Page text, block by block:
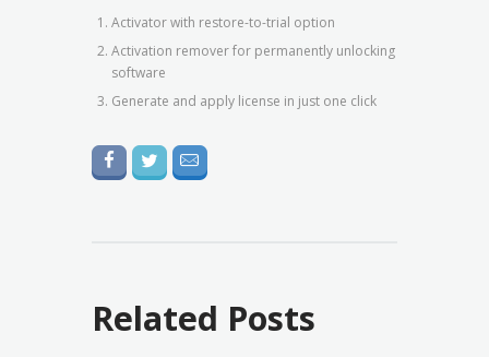
Activator with restore-to-trial option
Activation remover for permanently unlocking
software
Generate and apply license in just one click
Related Posts